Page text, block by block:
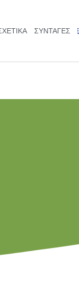
ΣΥΝΤΑΓΕΣ